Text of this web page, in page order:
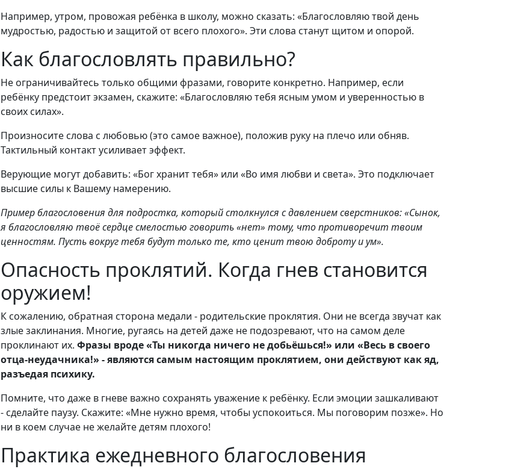
Например, утром, провожая ребёнка в школу, можно сказать: «Благословляю твой день
мудростью, радостью и защитой от всего плохого». Эти слова станут щитом и опорой.
Как благословлять правильно?
Не ограничивайтесь только общими фразами, говорите конкретно. Например, если
ребёнку предстоит экзамен, скажите: «Благословляю тебя ясным умом и уверенностью в
своих силах».
Произносите слова с любовью (это самое важное), положив руку на плечо или обняв.
Тактильный контакт усиливает эффект.
Верующие могут добавить: «Бог хранит тебя» или «Во имя любви и света». Это подключает
высшие силы к Вашему намерению.
Пример благословения для подростка, который столкнулся с давлением сверстников: «Сынок,
я благословляю твоё сердце смелостью говорить «нет» тому, что противоречит твоим
ценностям. Пусть вокруг тебя будут только те, кто ценит твою доброту и ум».
Опасность проклятий. Когда гнев становится
оружием!
К сожалению, обратная сторона медали - родительские проклятия. Они не всегда звучат как
злые заклинания. Многие, ругаясь на детей даже не подозревают, что на самом деле
проклинают их. Фразы вроде «Ты никогда ничего не добьёшься!» или «Весь в своего
отца-неудачника!» - являются самым настоящим проклятием, они действуют как яд,
разъедая психику.
Помните, что даже в гневе важно сохранять уважение к ребёнку. Если эмоции зашкаливают
- сделайте паузу. Скажите: «Мне нужно время, чтобы успокоиться. Мы поговорим позже». Но
ни в коем случае не желайте детям плохого!
Практика ежедневного благословения